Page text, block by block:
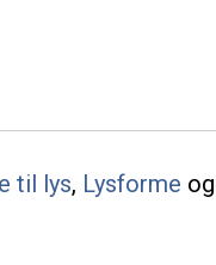
til lys, Lysforme og